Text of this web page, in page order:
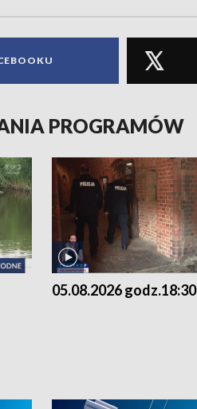
PROGRAMÓW
05.08.2026 godz.18:30